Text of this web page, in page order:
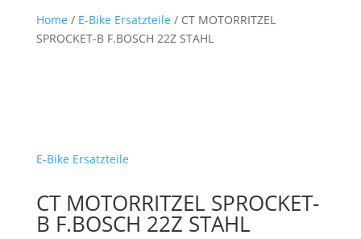
Home / E-Bike Ersatzteile / CT MOTORRITZEL
SPROCKET-B F.BOSCH 22Z STAHL
E-Bike Ersatzteile
CT MOTORRITZEL SPROCKET-
B F.BOSCH 22Z STAHL